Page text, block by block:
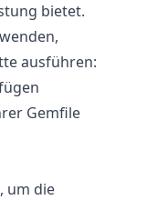
bietet.
ausführen:
Gemfile
um die